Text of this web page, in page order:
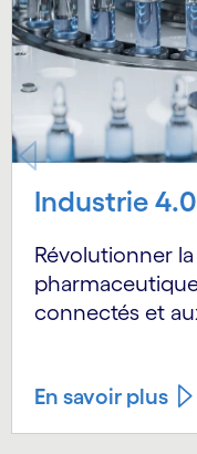
Industrie 4.0
Révolutionner
connectés et
En savoir plus